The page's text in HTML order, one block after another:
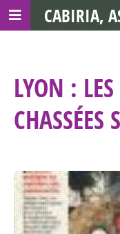
LYON :
CHASSÉES
CABIRIA,